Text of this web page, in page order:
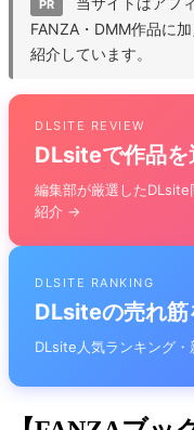
PR
FANZA・DMM作品に
紹介しています。
DLSITE REVIEW
DLsiteで作品を
編集部が厳選した
紹介 →
DLSITE RANKING
DLsiteの売れ筋
DLsite人気ランキング